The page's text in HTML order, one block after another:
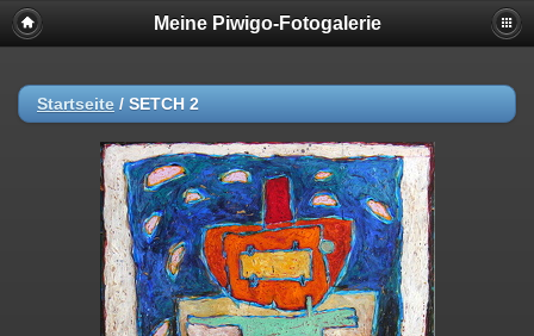
Meine Piwigo-Fotogalerie
Startseite / SETCH 2